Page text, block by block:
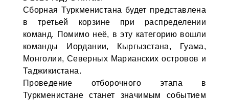
Сборная Туркменистана будет представлена
в третьей корзине при распределении
команд. Помимо неё, в эту категорию вошли
команды Иордании, Кыргызстана, Гуама,
Монголии, Северных Марианских островов и
Таджикистана.
Проведение отборочного этапа в
Туркменистане станет значимым событием